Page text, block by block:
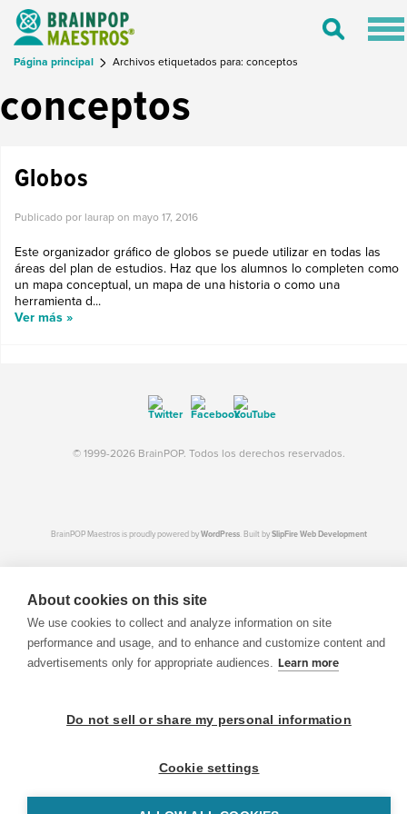
Toggle
Página principal Archivos etiquetados para: conceptos
conceptos
Globos
Publicado por laurap on mayo 17, 2016
Este organizador gráfico de globos se puede utilizar en todas las
áreas del plan de estudios. Haz que los alumnos lo completen como
un mapa conceptual, un mapa de una historia o como una
herramienta d...
Ver más »
© 1999-2026 BrainPOP. Todos los derechos reservados.
BrainPOP Maestros is proudly powered byWordPress. Built bySlipFire Web Development
About cookies on this site
We use cookies to collect and analyze information on site
performance and usage, and to enhance and customize content and
advertisements only for appropriate audiences. Learn more
Do not sell or share my personal information
Cookie settings